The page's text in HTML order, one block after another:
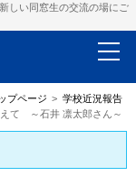
しい同窓生の交流の場にご
プページ
学校近況報告
て ～石井 凛太郎さん～